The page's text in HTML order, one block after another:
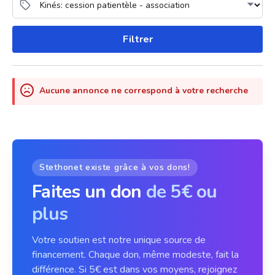
Filtrer
Aucune annonce ne correspond à votre recherche
Stethonet existe grâce à vos dons!
Faites un don de 5€ ou
plus
Votre soutien est notre unique source de
financement. Chaque don, même modeste, fait la
différence. Si 5€ est dans vos moyens, rejoignez